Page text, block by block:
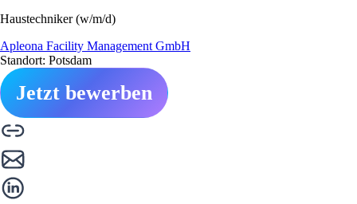
Haustechniker (w/m/d)
Apleona Facility Management GmbH
Standort: Potsdam
Jetzt bewerben